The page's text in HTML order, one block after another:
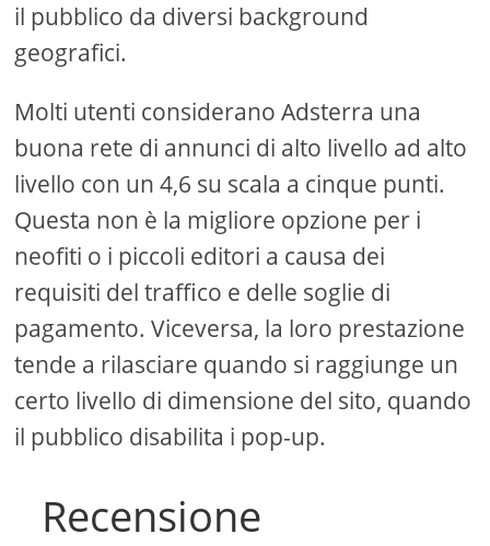
il pubblico da diversi background
geografici.
Molti utenti considerano Adsterra una
buona rete di annunci di alto livello ad alto
livello con un 4,6 su scala a cinque punti.
Questa non è la migliore opzione per i
neofiti o i piccoli editori a causa dei
requisiti del traffico e delle soglie di
pagamento. Viceversa, la loro prestazione
tende a rilasciare quando si raggiunge un
certo livello di dimensione del sito, quando
il pubblico disabilita i pop-up.
Recensione